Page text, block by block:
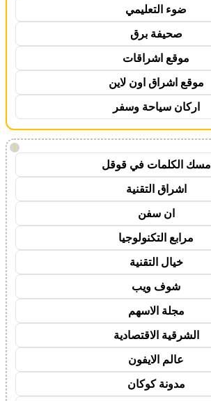
ضوء التعليمي
صحيفة برق
موقع اشراقات
موقع اشراق اون لاين
اركان سياحة وسفر
!
مسك الكلمات في قوقل
اشراق التقنية
ان سفن
مرابع التكنولوجيا
خيال التقنية
شوف ويب
مجلة الاسهم
الشرقية الاقتصادية
عالم الايفون
مدونة كوكان